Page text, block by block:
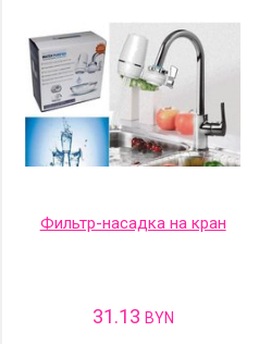
Коврик садовый под
12.7BYN